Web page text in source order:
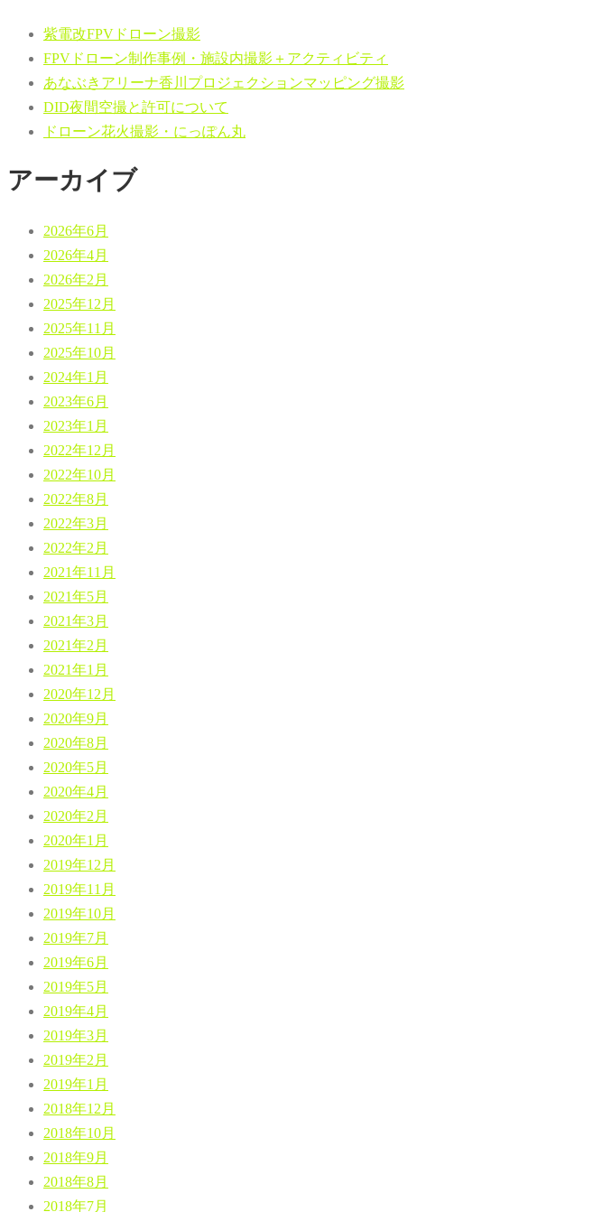
紫電改FPVドローン撮影
FPVドローン制作事例・施設内撮影＋アクティビティ
あなぶきアリーナ香川プロジェクションマッピング撮影
DID夜間空撮と許可について
ドローン花火撮影・にっぽん丸
アーカイブ
2026年6月
2026年4月
2026年2月
2025年12月
2025年11月
2025年10月
2024年1月
2023年6月
2023年1月
2022年12月
2022年10月
2022年8月
2022年3月
2022年2月
2021年11月
2021年5月
2021年3月
2021年2月
2021年1月
2020年12月
2020年9月
2020年8月
2020年5月
2020年4月
2020年2月
2020年1月
2019年12月
2019年11月
2019年10月
2019年7月
2019年6月
2019年5月
2019年4月
2019年3月
2019年2月
2019年1月
2018年12月
2018年10月
2018年9月
2018年8月
2018年7月